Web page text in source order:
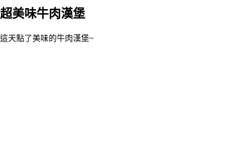
超美味牛肉漢堡
這天點了美味的牛肉漢堡~